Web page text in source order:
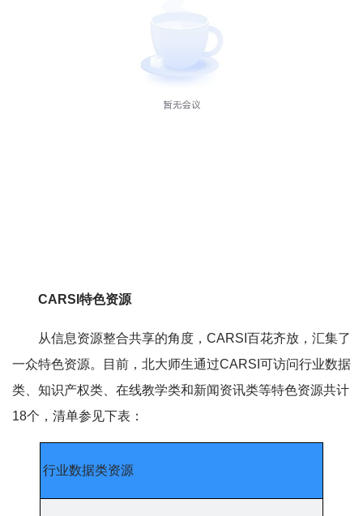
CARSI特色资源
从信息资源整合共享的角度，CARSI百花齐放，汇集了
一众特色资源。目前，北大师生通过CARSI可访问行业数据
类、知识产权类、在线教学类和新闻资讯类等特色资源共计
18个，清单参见下表：
行业数据类资源